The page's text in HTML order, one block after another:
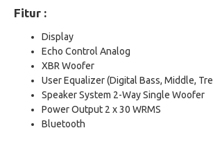
Fitur :
Display
Echo Control Analog
XBR Woofer
User Equalizer (Digital Bass, Middle,
Speaker System 2-Way Single Woofer
Power Output 2 x 30 WRMS
Bluetooth